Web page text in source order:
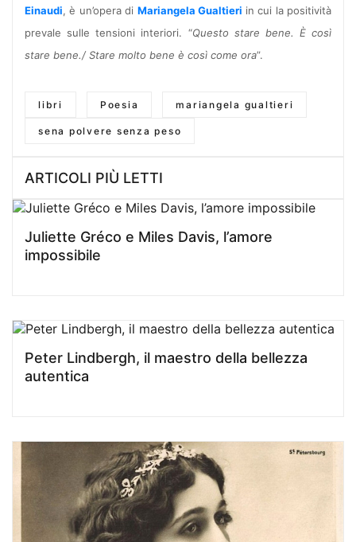
Einaudi, è un’opera di Mariangela Gualtieri in cui la positività
prevale sulle tensioni interiori. “Questo stare bene. È così
stare bene./ Stare molto bene è così come ora”.
libri Poesia mariangela gualtieri
sena polvere senza peso
ARTICOLI PIÙ LETTI
Juliette Gréco e Miles Davis, l’amore
impossibile
Peter Lindbergh, il maestro della bellezza
autentica